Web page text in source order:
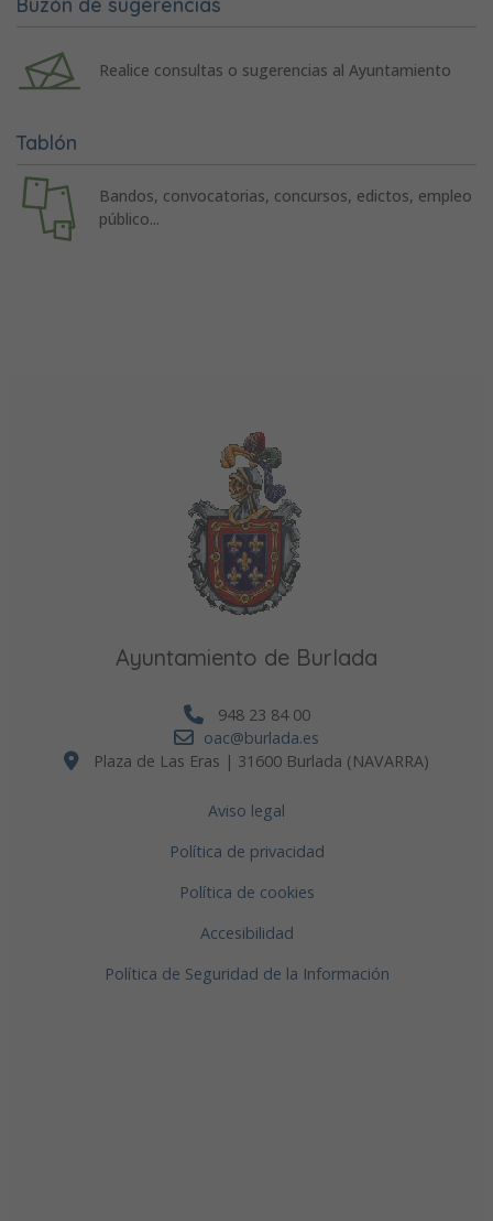
Realice consultas o sugerencias al Ayuntamiento
Tablón
Bandos, convocatorias, concursos, edictos, empleo
público...
Ayuntamiento de Burlada
948 23 84 00
oac@burlada.es
Plaza de Las Eras | 31600 Burlada (NAVARRA)
Aviso legal
Política de privacidad
Política de cookies
Accesibilidad
Política de Seguridad de la Información